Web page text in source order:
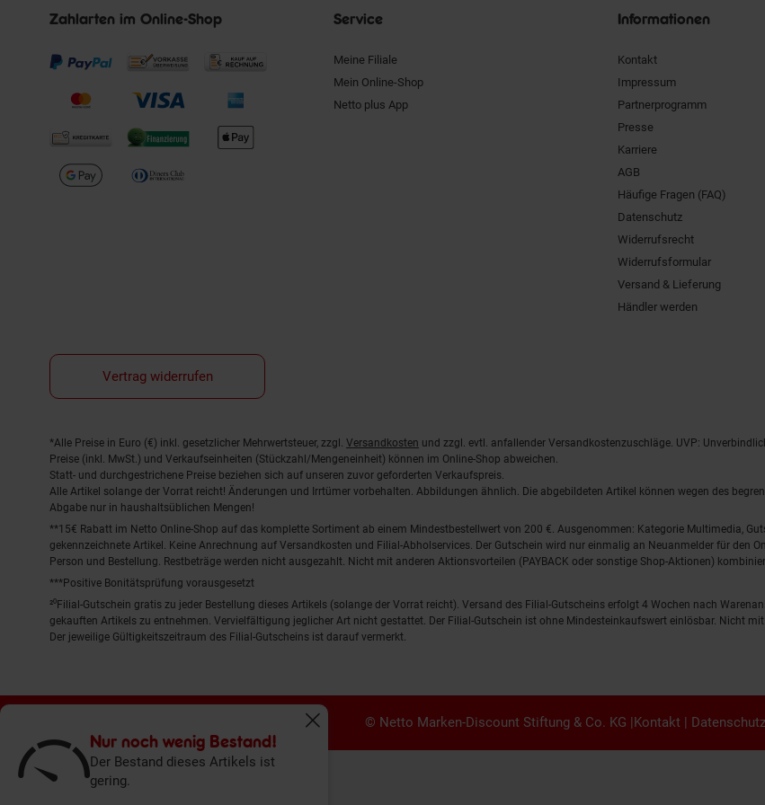
Zahlarten im Online-Shop Service
Meine Filiale
Mein Online-Shop
Netto plus App
Informationen
Kontakt
Impressum
Partnerprogramm
Presse
Karriere
AGB
Häufige Fragen (FAQ)
Datenschutz
Widerrufsrecht
Widerrufsformular
Versand & Lieferung
Händler werden
Vertrag widerrufen
Fußnoten
*Alle Preise in Euro (€) inkl. gesetzlicher Mehrwertsteuer, zzgl. Versandkosten und zzgl. evtl. anfallender Versandkostenzuschläge. UVP:
Preise (inkl. MwSt.) und Verkaufseinheiten (Stückzahl/Mengeneinheit) können im Online-Shop abweichen.
Statt- und durchgestrichene Preise beziehen sich auf unseren zuvor geforderten Verkaufspreis.
Alle Artikel solange der Vorrat reicht! Änderungen und Irrtümer vorbehalten. Abbildungen ähnlich. Die abgebildeten Artikel können wegen des
Abgabe nur in haushaltsüblichen Mengen!
**15€ Rabatt im Netto Online-Shop auf das komplette Sortiment ab einem Mindestbestellwert von 200 €. Ausgenommen: Kategorie Multimedia,
gekennzeichnete Artikel. Keine Anrechnung auf Versandkosten und Filial-Abholservices. Der Gutschein wird nur einmalig an Neuanmelder für den
Person und Bestellung. Restbeträge werden nicht ausgezahlt. Nicht mit anderen Aktionsvorteilen (PAYBACK oder sonstige Shop-Aktionen)
***Positive Bonitätsprüfung vorausgesetzt
²⁰Filial-Gutschein gratis zu jeder Bestellung dieses Artikels (solange der Vorrat reicht). Versand des Filial-Gutscheins erfolgt 4 Wochen nach
gekauften Artikels zu entnehmen. Vervielfältigung jeglicher Art nicht gestattet. Der Filial-Gutschein ist ohne Mindesteinkaufswert einlösbar. Nicht
Der jeweilige Gültigkeitszeitraum des Filial-Gutscheins ist darauf vermerkt.
© Netto Marken-Discount Stiftung & Co. KG |Kontakt | Datenschutz